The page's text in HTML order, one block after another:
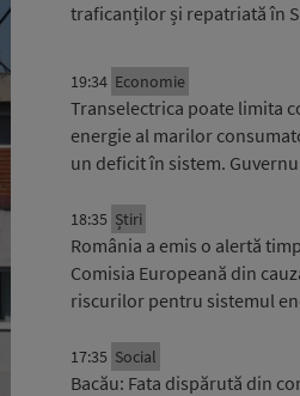
traficanților și repatriată în
19:34 Economie
Transelectrica poate limita
energie al marilor
un deficit în sistem.
18:35 Știri
România a emis o alertă
Comisia Europeană din
riscurilor pentru sistemul
17:35 Social
Bacău: Fata dispărută din